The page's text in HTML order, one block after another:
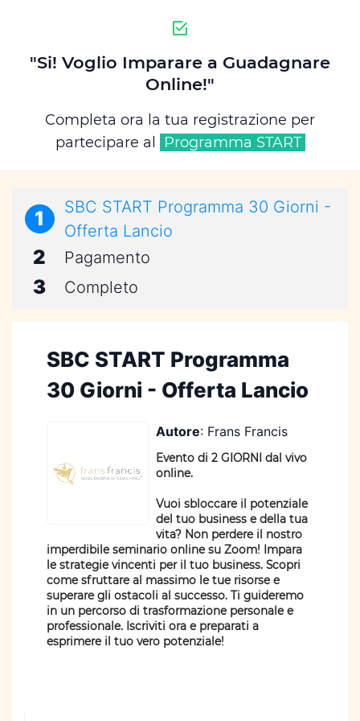
"Si! Voglio Imparare a Guadagnare
Online!"
Completa ora la tua registrazione per
partecipare al
Programma START
1
SBC START Programma 30 Giorni -
Offerta Lancio
2 Pagamento
3 Completo
SBC START Programma
30 Giorni - Offerta Lancio
Autore: Frans Francis
Evento di 2 GIORNI dal vivo
online.
Vuoi sbloccare il potenziale
del tuo business e della tua
vita? Non perdere il nostro
imperdibile seminario online su Zoom! Impara
le strategie vincenti per il tuo business. Scopri
come sfruttare al massimo le tue risorse e
superare gli ostacoli al successo. Ti guideremo
in un percorso di trasformazione personale e
professionale. Iscriviti ora e preparati a
esprimere il tuo vero potenziale!